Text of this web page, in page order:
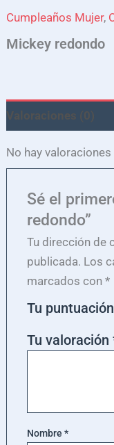
Cumpleaños Mujer,
Mickey redondo
Valoraciones (0)
No hay valoraciones
Sé el
redondo”
Tu dirección de
publicada. Los
marcados con *
Tu puntuación
Tu valoración
Nombre *